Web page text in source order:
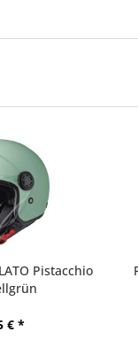
Pistacchio
€ *